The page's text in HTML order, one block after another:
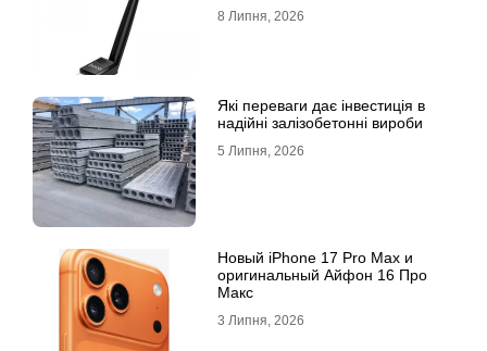
8 Липня, 2026
Які переваги дає інвестиція в
надійні залізобетонні вироби
5 Липня, 2026
Новый iPhone 17 Pro Max и
оригинальный Айфон 16 Про
Макс
3 Липня, 2026